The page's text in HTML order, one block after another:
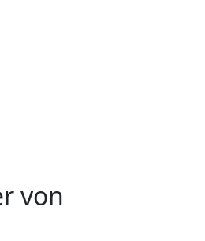
von